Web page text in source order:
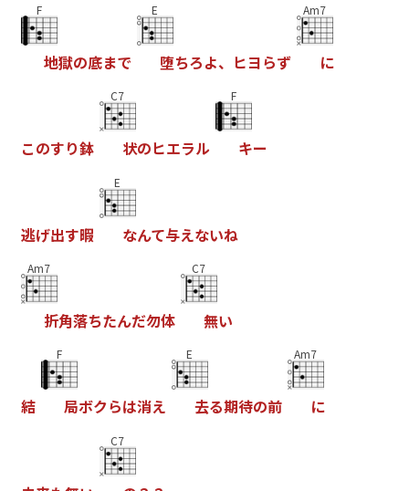
F
地獄の底まで
E
堕ちろよ、 ヒヨらず
Am7
に
このすり鉢
C7
状のヒエラル
F
キー
逃げ出す暇
E
なんて与えないね
Am7
折角落ちたんだ勿体
C7
無い
結
F
局ボクらは消え
E
去る期待の前
Am7
に
C7